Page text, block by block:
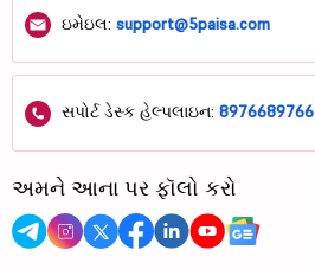
ઇમેઇલ: support@5paisa.com
સપોર્ટ ડેસ્ક હેલ્પલાઇન: 8976689766
અમને આના પર ફૉલો કરો